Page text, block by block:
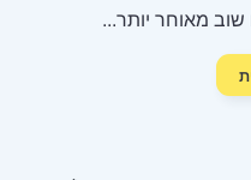
שוב מאוחר יותר...